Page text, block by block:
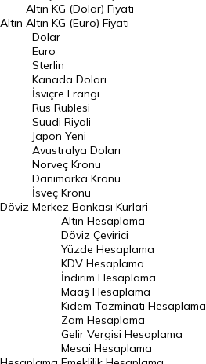
Dolar Kuru
Euro Kuru
Pound Kuru
Frank Kuru
Riyal Kuru
Avustralya Doları
Danimarka Kronu Kuru
Kanada Doları Kuru
Norveç Kronu Kuru
İsveç Kronu Kuru
Japon Yeni Kuru
Serbest Piyasa Döviz Kurları
Merkez Bankası Döviz Kurları
Altın
Altın KG (Dolar) Fiyatı
Altın KG (Euro) Fiyatı
Döviz
Dolar
Euro
Sterlin
Kanada Doları
İsviçre Frangı
Rus Rublesi
Suudi Riyali
Japon Yeni
Avustralya Doları
Norveç Kronu
Danimarka Kronu
İsveç Kronu
Merkez Bankası Kurlari
Altın Hesaplama
Döviz Çevirici
Yüzde Hesaplama
KDV Hesaplama
İndirim Hesaplama
Maaş Hesaplama
Kıdem Tazminatı Hesaplama
Zam Hesaplama
Gelir Vergisi Hesaplama
Mesai Hesaplama